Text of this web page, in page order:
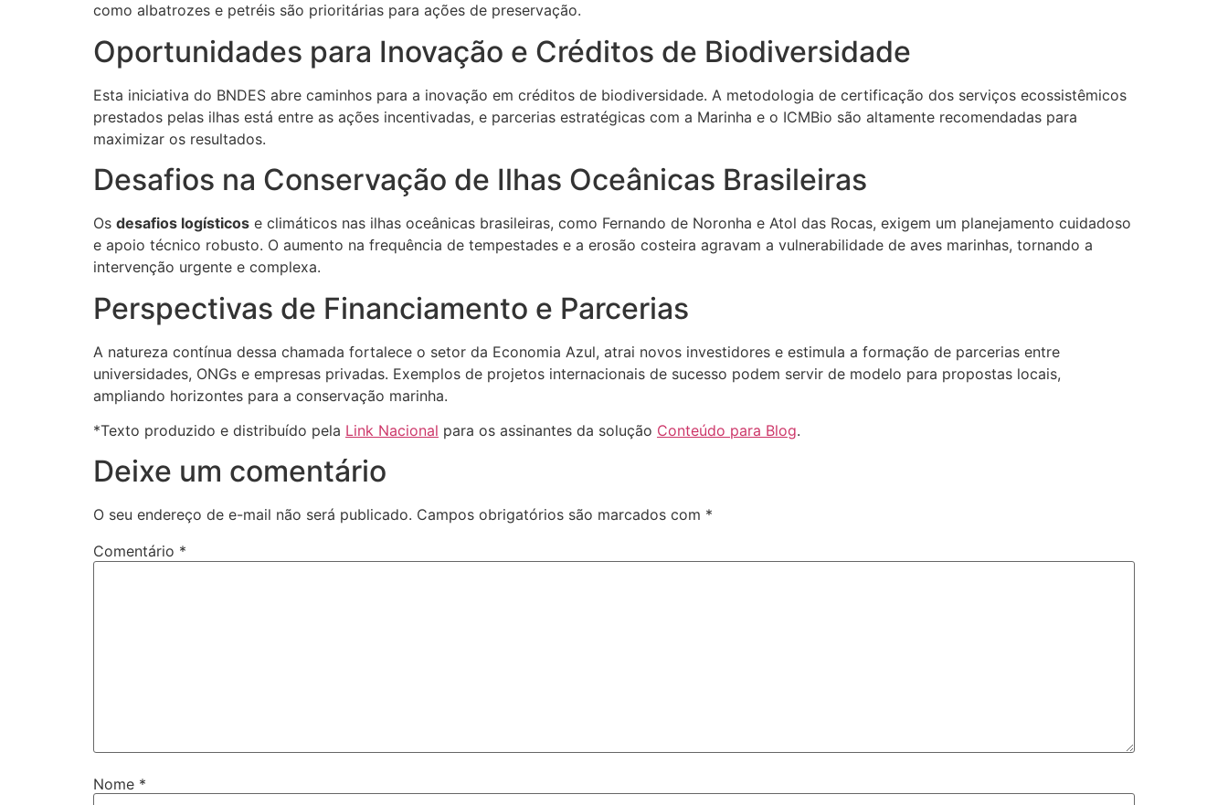
como albatrozes e petréis são prioritárias para ações de preservação.
Oportunidades para Inovação e Créditos de Biodiversidade
Esta iniciativa do BNDES abre caminhos para a inovação em créditos de biodiversidade. A metodologia de certificação dos serviços ecossistêmicos
prestados pelas ilhas está entre as ações incentivadas, e parcerias estratégicas com a Marinha e o ICMBio são altamente recomendadas para
maximizar os resultados.
Desafios na Conservação de Ilhas Oceânicas Brasileiras
Os desafios logísticos e climáticos nas ilhas oceânicas brasileiras, como Fernando de Noronha e Atol das Rocas, exigem um planejamento cuidadoso
e apoio técnico robusto. O aumento na frequência de tempestades e a erosão costeira agravam a vulnerabilidade de aves marinhas, tornando a
intervenção urgente e complexa.
Perspectivas de Financiamento e Parcerias
A natureza contínua dessa chamada fortalece o setor da Economia Azul, atrai novos investidores e estimula a formação de parcerias entre
universidades, ONGs e empresas privadas. Exemplos de projetos internacionais de sucesso podem servir de modelo para propostas locais,
ampliando horizontes para a conservação marinha.
*Texto produzido e distribuído pela Link Nacional para os assinantes da solução Conteúdo para Blog.
Deixe um comentário
O seu endereço de e-mail não será publicado. Campos obrigatórios são marcados com *
Comentário *
Nome *